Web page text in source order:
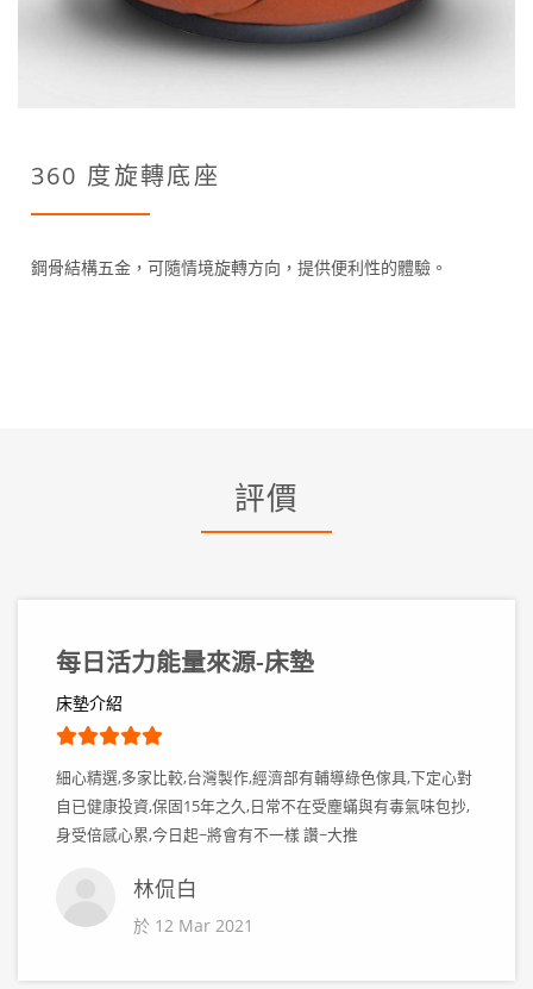
360 度旋轉底座
鋼骨結構五金，可隨情境旋轉方向，提供便利性的體驗。
評價
每日活力能量來源-床墊
床墊介紹
細心精選,多家比較,台灣製作,經濟部有輔導綠色傢具,下定心對
自已健康投資,保固15年之久,日常不在受塵蟎與有毒氣味包抄,
身受倍感心累,今日起~將會有不一樣 讚~大推
林侃白
於 12 Mar 2021